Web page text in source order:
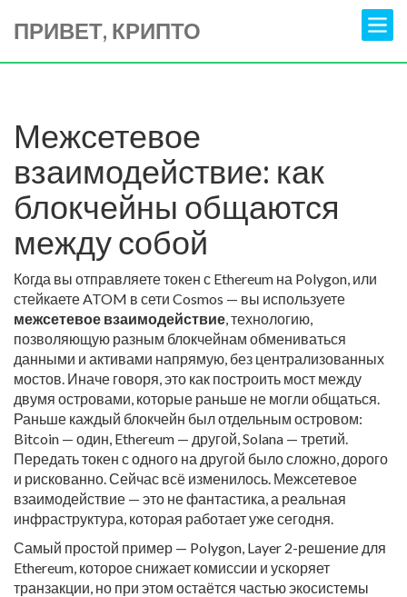
ПРИВЕТ, КРИПТО
Межсетевое
взаимодействие: как
блокчейны общаются
между собой
Когда вы отправляете токен с Ethereum на Polygon, или
стейкаете ATOM в сети Cosmos — вы используете
межсетевое взаимодействие,технологию,
позволяющую разным блокчейнам обмениваться
данными и активами напрямую, без централизованных
мостов. Иначе говоря, это как построить мост между
двумя островами, которые раньше не могли общаться.
Раньше каждый блокчейн был отдельным островом:
Bitcoin — один, Ethereum — другой, Solana — третий.
Передать токен с одного на другой было сложно, дорого
и рискованно. Сейчас всё изменилось. Межсетевое
взаимодействие — это не фантастика, а реальная
инфраструктура, которая работает уже сегодня.
Самый простой пример — Polygon, Layer 2-решение для
Ethereum, которое снижает комиссии и ускоряет
транзакции, но при этом остаётся частью экосистемы